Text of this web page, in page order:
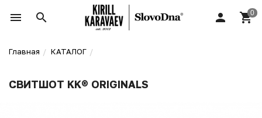
Главная КАТАЛОГ
СВИТШОТ KK® ORIGINALS